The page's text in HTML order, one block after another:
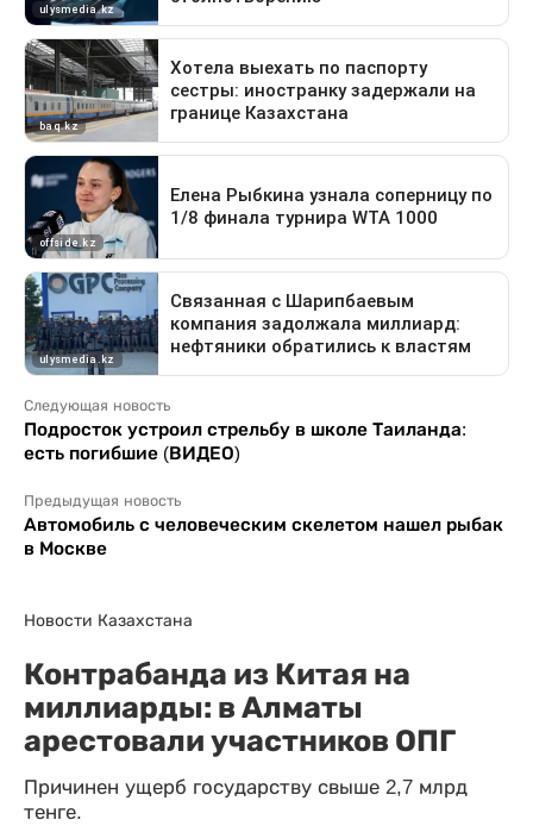
Следующая новость
Подросток устроил стрельбу в школе Таиланда:
есть погибшие (ВИДЕО)
Предыдущая новость
Автомобиль с человеческим скелетом нашел рыбак
в Москве
Новости Казахстана
Контрабанда из Китая на
миллиарды: в Алматы
арестовали участников ОПГ
Причинен ущерб государству свыше 2,7 млрд
тенге.